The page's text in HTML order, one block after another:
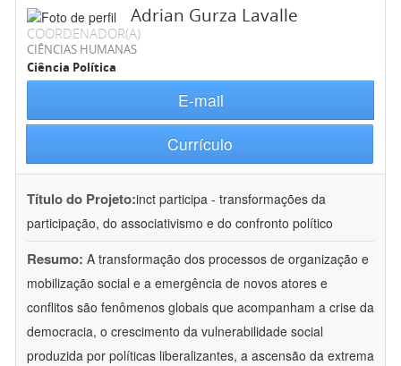
Adrian Gurza Lavalle
COORDENADOR(A)
CIÊNCIAS HUMANAS
Ciência Política
E-mail
Currículo
Título do Projeto:inct participa - transformações da
participação, do associativismo e do confronto político
Resumo: A transformação dos processos de organização e
mobilização social e a emergência de novos atores e
conflitos são fenômenos globais que acompanham a crise da
democracia, o crescimento da vulnerabilidade social
produzida por políticas liberalizantes, a ascensão da extrema